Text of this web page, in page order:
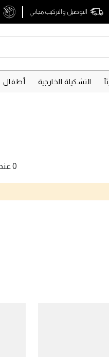
التوصيل والتركيب مجاني
التشكيلة الخارجية أطفال
0 عنصر (عناصر)